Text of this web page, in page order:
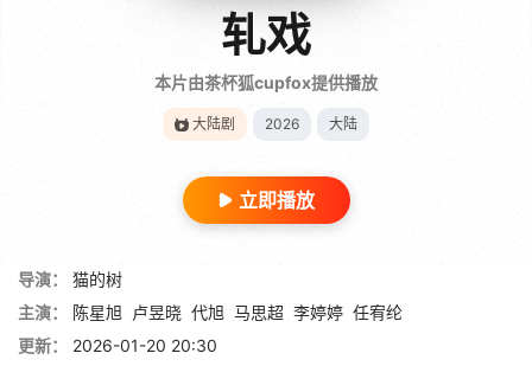
轧戏
本片由茶杯狐cupfox提供播放
大陆剧 2026 大陆
立即播放
导演：
猫的树
主演：
陈星旭 卢昱晓 代旭 马思超 李婷婷 任宥纶
更新：
2026-01-20 20:30